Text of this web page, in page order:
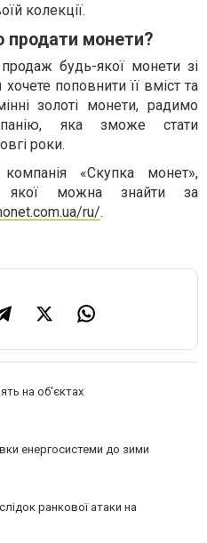
колекції.
продати монети?
будь-якої монети зі
поповнити її вміст та
золоті монети, радимо
яка зможе стати
роки.
«Скупка монет»,
якої можна знайти за
ru/.
на об'єктах
енергосистеми до зими
ранкової атаки на